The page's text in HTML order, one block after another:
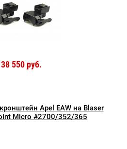
38 550 руб.
Apel EAW на Blaser
Micro #2700/352/365